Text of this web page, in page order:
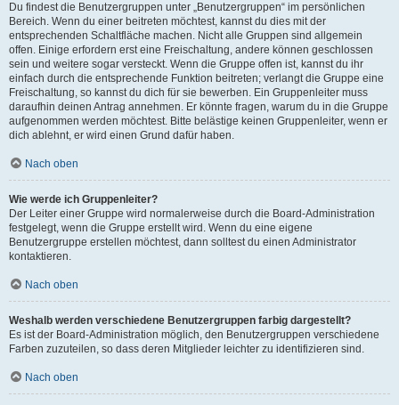
Du findest die Benutzergruppen unter „Benutzergruppen“ im persönlichen
Bereich. Wenn du einer beitreten möchtest, kannst du dies mit der
entsprechenden Schaltfläche machen. Nicht alle Gruppen sind allgemein
offen. Einige erfordern erst eine Freischaltung, andere können geschlossen
sein und weitere sogar versteckt. Wenn die Gruppe offen ist, kannst du ihr
einfach durch die entsprechende Funktion beitreten; verlangt die Gruppe eine
Freischaltung, so kannst du dich für sie bewerben. Ein Gruppenleiter muss
daraufhin deinen Antrag annehmen. Er könnte fragen, warum du in die Gruppe
aufgenommen werden möchtest. Bitte belästige keinen Gruppenleiter, wenn er
dich ablehnt, er wird einen Grund dafür haben.
Nach oben
Wie werde ich Gruppenleiter?
Der Leiter einer Gruppe wird normalerweise durch die Board-Administration
festgelegt, wenn die Gruppe erstellt wird. Wenn du eine eigene
Benutzergruppe erstellen möchtest, dann solltest du einen Administrator
kontaktieren.
Nach oben
Weshalb werden verschiedene Benutzergruppen farbig dargestellt?
Es ist der Board-Administration möglich, den Benutzergruppen verschiedene
Farben zuzuteilen, so dass deren Mitglieder leichter zu identifizieren sind.
Nach oben